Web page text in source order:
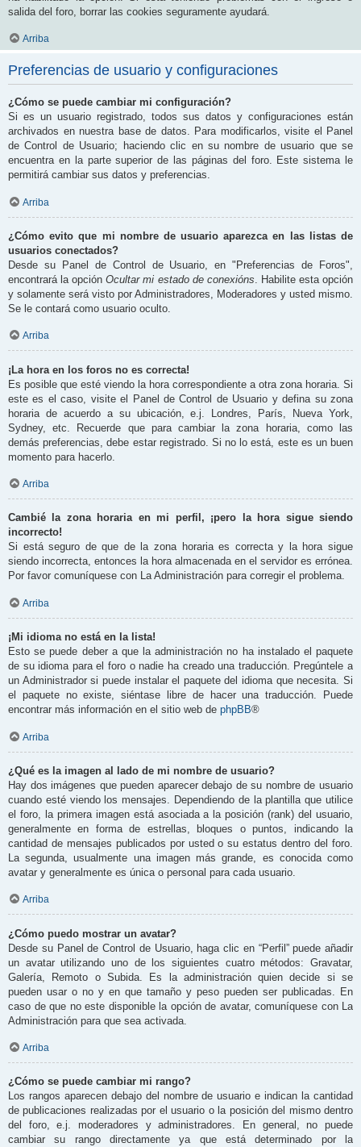
salida del foro, borrar las cookies seguramente ayudará.
Arriba
Preferencias de usuario y configuraciones
¿Cómo se puede cambiar mi configuración?
Si es un usuario registrado, todos sus datos y configuraciones están
archivados en nuestra base de datos. Para modificarlos, visite el Panel
de Control de Usuario; haciendo clic en su nombre de usuario que se
encuentra en la parte superior de las páginas del foro. Este sistema le
permitirá cambiar sus datos y preferencias.
Arriba
¿Cómo evito que mi nombre de usuario aparezca en las listas de
usuarios conectados?
Desde su Panel de Control de Usuario, en "Preferencias de Foros",
encontrará la opciónOcultar mi estado de conexións . Habilite esta opción
y solamente será visto por Administradores, Moderadores y usted mismo.
Se le contará como usuario oculto.
Arriba
¡La hora en los foros no es correcta!
Es posible que esté viendo la hora correspondiente a otra zona horaria. Si
este es el caso, visite el Panel de Control de Usuario y defina su zona
horaria de acuerdo a su ubicación, e.j. Londres, París, Nueva York,
Sydney, etc. Recuerde que para cambiar la zona horaria, como las
demás preferencias, debe estar registrado. Si no lo está, este es un buen
momento para hacerlo.
Arriba
Cambié la zona horaria en mi perfil, ¡pero la hora sigue siendo
incorrecto!
Si está seguro de que de la zona horaria es correcta y la hora sigue
siendo incorrecta, entonces la hora almacenada en el servidor es errónea.
Por favor comuníquese con La Administración para corregir el problema.
Arriba
¡Mi idioma no está en la lista!
Esto se puede deber a que la administración no ha instalado el paquete
de su idioma para el foro o nadie ha creado una traducción. Pregúntele a
un Administrador si puede instalar el paquete del idioma que necesita. Si
el paquete no existe, siéntase libre de hacer una traducción. Puede
encontrar más información en el sitio web de phpBB®
Arriba
¿Qué es la imagen al lado de mi nombre de usuario?
Hay dos imágenes que pueden aparecer debajo de su nombre de usuario
cuando esté viendo los mensajes. Dependiendo de la plantilla que utilice
el foro, la primera imagen está asociada a la posición (rank) del usuario,
generalmente en forma de estrellas, bloques o puntos, indicando la
cantidad de mensajes publicados por usted o su estatus dentro del foro.
La segunda, usualmente una imagen más grande, es conocida como
avatar y generalmente es única o personal para cada usuario.
Arriba
¿Cómo puedo mostrar un avatar?
Desde su Panel de Control de Usuario, haga clic en “Perfil” puede añadir
un avatar utilizando uno de los siguientes cuatro métodos: Gravatar,
Galería, Remoto o Subida. Es la administración quien decide si se
pueden usar o no y en que tamaño y peso pueden ser publicadas. En
caso de que no este disponible la opción de avatar, comuníquese con La
Administración para que sea activada.
Arriba
¿Cómo se puede cambiar mi rango?
Los rangos aparecen debajo del nombre de usuario e indican la cantidad
de publicaciones realizadas por el usuario o la posición del mismo dentro
del foro, e.j. moderadores y administradores. En general, no puede
cambiar su rango directamente ya que está determinado por la